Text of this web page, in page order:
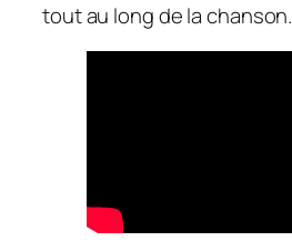
tout au long de la chanson.